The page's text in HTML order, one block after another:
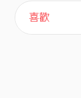
主頁
歌單
喜歡
關於